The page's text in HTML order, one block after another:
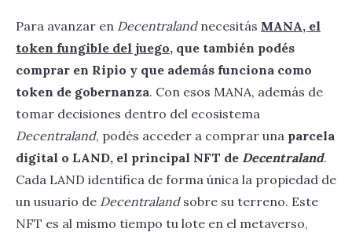
Para avanzar en Decentralandnecesitás MANA, el
token fungible del juego, que también podés
comprar en Ripio y que además funciona como
token de gobernanza. Con esos MANA, además de
tomar decisiones dentro del ecosistema
Decentraland, podés acceder a comprar una parcela
digital o LAND, el principal NFT de Decentraland.
Cada LAND identifica de forma única la propiedad de
un usuario de Decentralandsobre su terreno.‍ Este
NFT es al mismo tiempo tu lote en el metaverso,